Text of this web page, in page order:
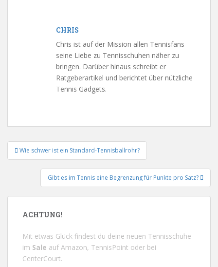
CHRIS
Chris ist auf der Mission allen Tennisfans
seine Liebe zu Tennisschuhen näher zu
bringen. Darüber hinaus schreibt er
Ratgeberartikel und berichtet über nützliche
Tennis Gadgets.
Beitrags-
Navigation
Wie schwer ist ein Standard-Tennisballrohr?
Gibt es im Tennis eine Begrenzung für Punkte pro Satz?
ACHTUNG!
Mit etwas Glück findest du deine neuen Tennisschuhe
im Sale aufAmazon, TennisPoint oder bei
CenterCourt.